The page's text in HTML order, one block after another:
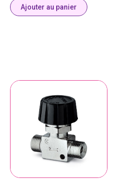
Ajouter au panier